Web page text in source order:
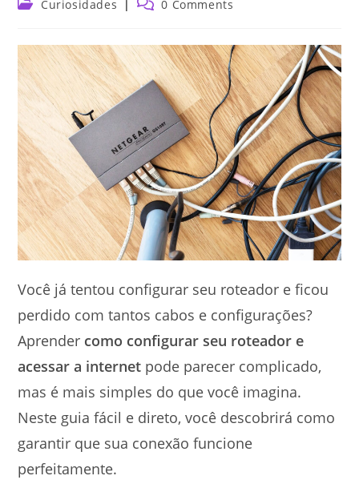
Post Curiosidades
Post 0 Comments
Você já tentou configurar seu roteador e ficou
perdido com tantos cabos e configurações?
Aprender como configurar seu roteador e
acessar a internet pode parecer complicado,
mas é mais simples do que você imagina.
Neste guia fácil e direto, você descobrirá como
garantir que sua conexão funcione
perfeitamente.